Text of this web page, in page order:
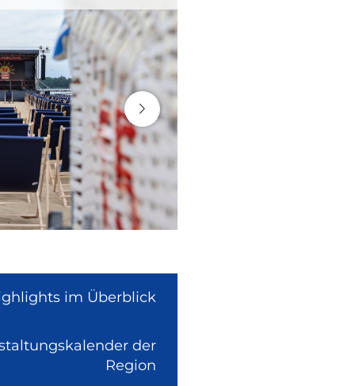
im Überblick
der
Region